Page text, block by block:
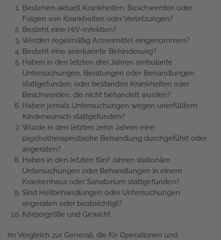
Bestehen aktuell Krankheiten, Beschwerden oder
Folgen von Krankheiten oder Verletzungen?
Besteht eine HIV-Infektion?
Werden regelmäßig Arzneimittel eingenommen?
Besteht eine anerkannte Behinderung?
Haben in den letzten drei Jahren ambulante
Untersuchungen, Beratungen oder Behandlungen
stattgefunden, oder bestanden Krankheiten oder
Beschwerden, die nicht behandelt wurden?
Haben jemals Untersuchungen wegen unerfülltem
Kinderwunsch stattgefunden?
Wurde in den letzten zehn Jahren eine
psychotherapeutische Behandlung durchgeführt oder
angeraten?
Haben in den letzten fünf Jahren stationäre
Untersuchungen oder Behandlungen in einem
Krankenhaus oder Sanatorium stattgefunden?
Sind Heilbehandlungen oder Untersuchungen
angeraten oder beabsichtigt?
Körpergröße und Gewicht
Im Vergleich zur Generali, die für Operationen und